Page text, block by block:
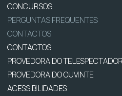
CONCURSOS
PERGUNTAS FREQUENTES
CONTACTOS
CONTACTOS
PROVEDORA DO TELESPECTADOR
PROVEDORA DO OUVINTE
ACESSIBILIDADES